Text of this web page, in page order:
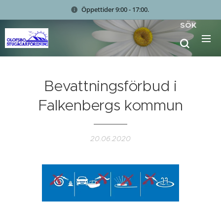
Öppettider 9:00 - 17:00.
SÖK
Bevattningsförbud i
Falkenbergs kommun
20.06.2020